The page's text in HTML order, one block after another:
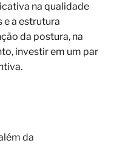
na qualidade
e a estrutura
da postura, na
investir em um par
da